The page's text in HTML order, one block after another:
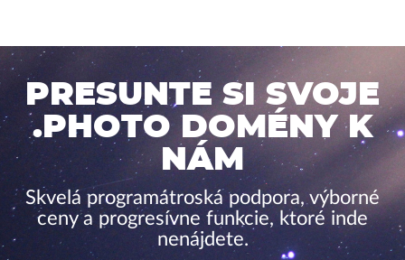
PRESUNTE SI SVOJE
.PHOTO DOMÉNY K
NÁM
Skvelá programátroská podpora, výborné
ceny a progresívne funkcie, ktoré inde
nenájdete.